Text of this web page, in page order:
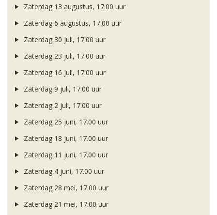
Zaterdag 13 augustus, 17.00 uur
Zaterdag 6 augustus, 17.00 uur
Zaterdag 30 juli, 17.00 uur
Zaterdag 23 juli, 17.00 uur
Zaterdag 16 juli, 17.00 uur
Zaterdag 9 juli, 17.00 uur
Zaterdag 2 juli, 17.00 uur
Zaterdag 25 juni, 17.00 uur
Zaterdag 18 juni, 17.00 uur
Zaterdag 11 juni, 17.00 uur
Zaterdag 4 juni, 17.00 uur
Zaterdag 28 mei, 17.00 uur
Zaterdag 21 mei, 17.00 uur